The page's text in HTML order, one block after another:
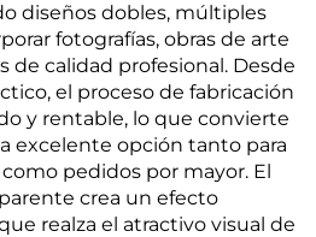
diseños dobles, múltiples
fotografías, obras de arte
de calidad profesional. Desde
el proceso de fabricación
y rentable, lo que convierte
excelente opción tanto para
pedidos por mayor. El
crea un efecto
realza el atractivo visual de